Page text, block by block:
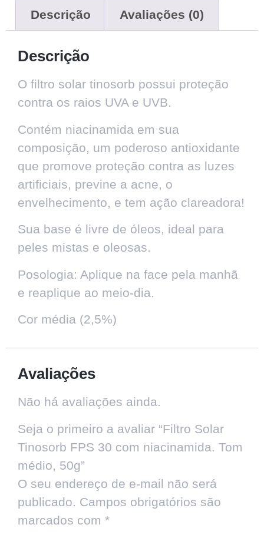
Descrição Avaliações (0)
Descrição
O filtro solar tinosorb possui proteção
contra os raios UVA e UVB.
Contém niacinamida em sua
composição, um poderoso antioxidante
que promove proteção contra as luzes
artificiais, previne a acne, o
envelhecimento, e tem ação clareadora!
Sua base é livre de óleos, ideal para
peles mistas e oleosas.
Posologia: Aplique na face pela manhã
e reaplique ao meio-dia.
Cor média (2,5%)
Avaliações
Não há avaliações ainda.
Seja o primeiro a avaliar “Filtro Solar
Tinosorb FPS 30 com niacinamida. Tom
médio, 50g”
O seu endereço de e-mail não será
publicado. Campos obrigatórios são
marcados com *